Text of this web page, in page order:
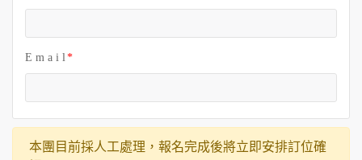
E m a i l
本團目前採人工處理，報名完成後將立即安排訂位確